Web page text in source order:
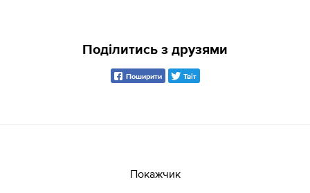
Поділитись з друзями
Поширити Твіт
Покажчик